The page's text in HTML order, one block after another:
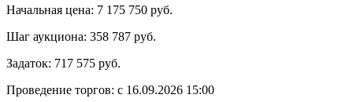
Начальная цена: 7 175 750 руб.
Шаг аукциона: 358 787 руб.
Задаток: 717 575 руб.
Проведение торгов: с 16.09.2026 15:00